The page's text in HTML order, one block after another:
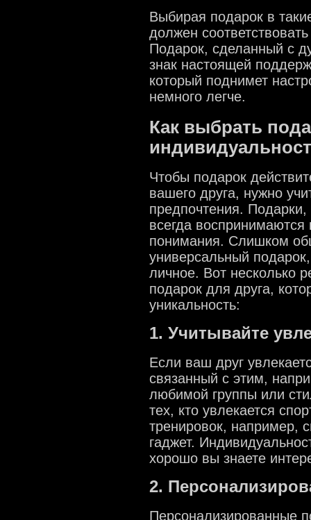
Выбирая подарок в
должен
Подарок, сделанный с
знак настоящей
который поднимет
немного легче.
Как выбрать
Чтобы подарок
вашего друга, нужно
предпочтения.
всегда воспринимаются
понимания. Слишком
универсальный
личное. Вот несколько
подарок для друга,
уникальность:
1. Учитывайте
Если ваш друг
связанный с этим,
любимой группы или
тех, кто увлекается
тренировок, например,
гаджет.
хорошо вы знаете
2.
Персонализированные